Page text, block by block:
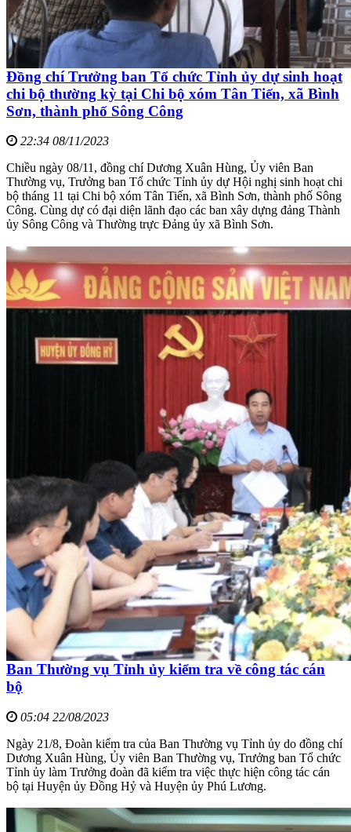
Đồng chí Trưởng ban Tổ chức Tỉnh ủy dự sinh hoạt
chi bộ thường kỳ tại Chi bộ xóm Tân Tiến, xã Bình
Sơn, thành phố Sông Công
22:34 08/11/2023
Chiều ngày 08/11, đồng chí Dương Xuân Hùng, Ủy viên Ban
Thường vụ, Trưởng ban Tổ chức Tỉnh ủy dự Hội nghị sinh hoạt chi
bộ tháng 11 tại Chi bộ xóm Tân Tiến, xã Bình Sơn, thành phố Sông
Công. Cùng dự có đại diện lãnh đạo các ban xây dựng đảng Thành
ủy Sông Công và Thường trực Đảng ủy xã Bình Sơn.
Ban Thường vụ Tỉnh ủy kiểm tra về công tác cán
bộ
05:04 22/08/2023
Ngày 21/8, Đoàn kiểm tra của Ban Thường vụ Tỉnh ủy do đồng chí
Dương Xuân Hùng, Ủy viên Ban Thường vụ, Trưởng ban Tổ chức
Tỉnh ủy làm Trưởng đoàn đã kiểm tra việc thực hiện công tác cán
bộ tại Huyện ủy Đồng Hỷ và Huyện ủy Phú Lương.